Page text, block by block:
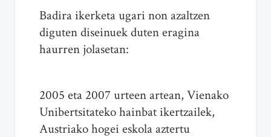
Badira ikerketa ugari non azaltzen
diguten diseinuek duten eragina
haurren jolasetan:
2005 eta 2007 urteen artean, Vienako
Unibertsitateko hainbat ikertzailek,
Austriako hogei eskola aztertu